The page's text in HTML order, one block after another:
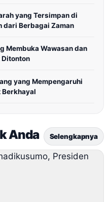
yang Tersimpan di
dari Berbagai Zaman
Membuka Wawasan dan
Ditonton
yang Mempengaruhi
Berkhayal
Anda Selengkapnya